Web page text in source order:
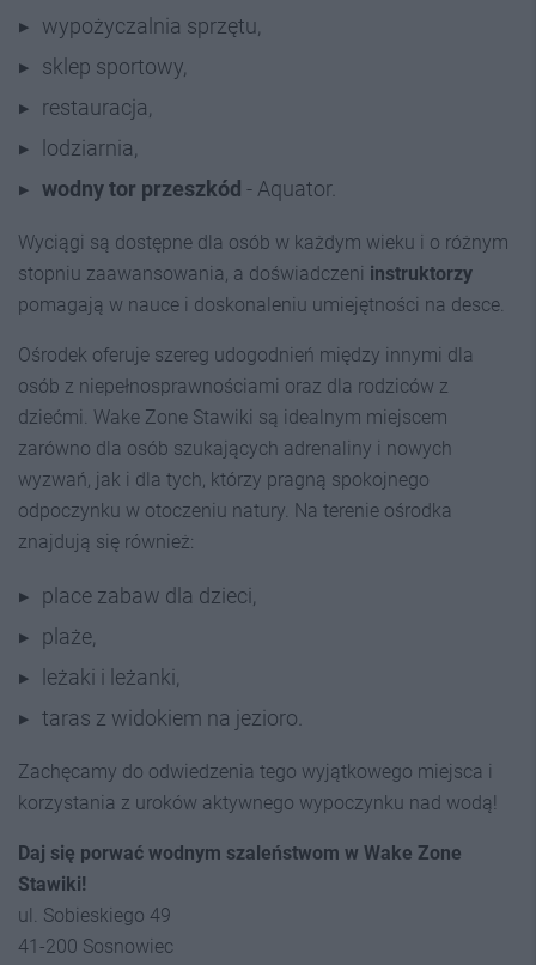
wypożyczalnia sprzętu,
sklep sportowy,
restauracja,
lodziarnia,
wodny tor przeszkód - Aquator.
Wyciągi są dostępne dla osób w każdym wieku i o różnym
stopniu zaawansowania, a doświadczeni instruktorzy
pomagają w nauce i doskonaleniu umiejętności na desce.
Ośrodek oferuje szereg udogodnień między innymi dla
osób z niepełnosprawnościami oraz dla rodziców z
dziećmi. Wake Zone Stawiki są idealnym miejscem
zarówno dla osób szukających adrenaliny i nowych
wyzwań, jak i dla tych, którzy pragną spokojnego
odpoczynku w otoczeniu natury. Na terenie ośrodka
znajdują się również:
place zabaw dla dzieci,
plaże,
leżaki i leżanki,
taras z widokiem na jezioro.
Zachęcamy do odwiedzenia tego wyjątkowego miejsca i
korzystania z uroków aktywnego wypoczynku nad wodą!
Daj się porwać wodnym szaleństwom w Wake Zone
Stawiki!
ul. Sobieskiego 49
41-200 Sosnowiec